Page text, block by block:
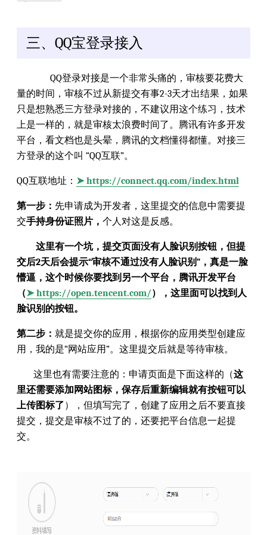
三、QQ宝登录接入
QQ登录对接是一个非常头痛的，审核要花费大
量的时间，审核不过从新提交有事2-3天才出结果，如果
只是想熟悉三方登录对接的，不建议用这个练习，技术
上是一样的，就是审核太浪费时间了。腾讯有许多开发
平台，看文档也是头晕，腾讯的文档懂得都懂。对接三
方登录的这个叫 “QQ互联”。
QQ互联地址： ➤ https://connect.qq.com/index.html
第一步： 先申请成为开发者，这里提交的信息中需要提
交手持身份证照片， 个人对这是反感。
这里有一个坑，提交页面没有人脸识别按钮，但提
交后2天后会提示“审核不通过没有人脸识别”，真是一脸
懵逼，这个时候你要找到另一个平台，腾讯开发平台
（➤ https://open.tencent.com/），这里面可以找到人
脸识别的按钮。
第二步： 就是提交你的应用，根据你的应用类型创建应
用，我的是“网站应用”。这里提交后就是等待审核。
这里也有需要注意的：申请页面是下面这样的（这
里还需要添加网站图标，保存后重新编辑就有按钮可以
上传图标了），但填写完了，创建了应用之后不要直接
提交，提交是审核不过了的，还要把平台信息一起提
交。